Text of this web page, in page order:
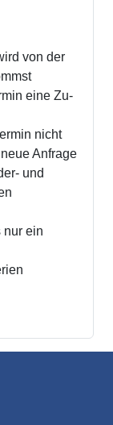
von der
eine Zu-
nicht
Anfrage
und
nur ein